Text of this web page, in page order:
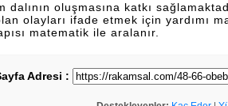
dalının oluşmasına katkı
olayları ifade etmek için yardımı
matematik ile aralanır.
Adresi :